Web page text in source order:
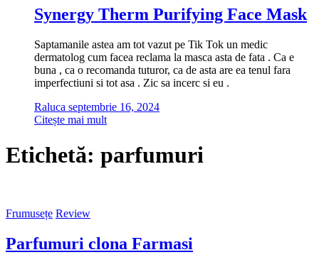
Synergy Therm Purifying Face Mask
Saptamanile astea am tot vazut pe Tik Tok un medic
dermatolog cum facea reclama la masca asta de fata . Ca e
buna , ca o recomanda tuturor, ca de asta are ea tenul fara
imperfectiuni si tot asa . Zic sa incerc si eu .
Raluca septembrie 16, 2024
Citește mai mult
Etichetă: parfumuri
Frumusețe Review
Parfumuri clona Farmasi